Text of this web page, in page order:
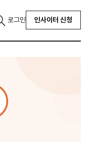
로그인 인사이터 신청